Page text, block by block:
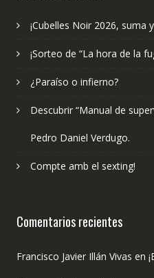
¡Cubelles Noir 2026, suma
¡Sorteo de “La hora de la
¿Paraíso o infierno?
Descubrir “Manual de
Pedro Daniel Verdugo.
Compte amb el sexting!
Comentarios recientes
Francisco Javier Illán Vivas en